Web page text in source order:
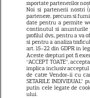
raportate partenerilor
Noi si partenerii nostri
partenere, precum si
date pentru a permite
continutul si anunturile
profilul dvs., pentru a va
si pentru a analiza
art. 15-22 din GDPR in
Aceste drepturi pot fi
“ACCEPT TOATE”,
implica inclusiv acceptul
de catre Vendor-ii cu
SETARILE
putin cele legate de
ului.